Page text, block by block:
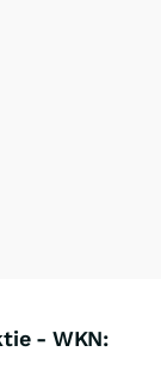
- WKN: